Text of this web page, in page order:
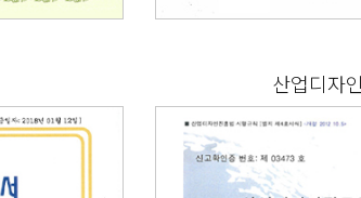
산업디자